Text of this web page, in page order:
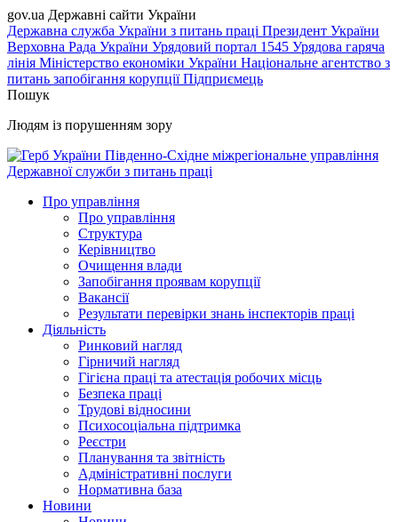
gov.ua Державні сайти України
Державна служба України з питань праці Президент України
Верховна Рада України Урядовий портал 1545 Урядова гаряча
лінія Міністерство економіки України Національне агентство з
питань запобігання корупціїПідприємець
Пошук
Людям із порушенням зору
Південно-Східне міжрегіональне управління
Державної служби з питань праці
Про управління
Про управління
Структура
Керівництво
Очищення влади
Запобігання проявам корупції
Вакансії
Результати перевірки знань інспекторів праці
Діяльність
Ринковий нагляд
Гірничий нагляд
Гігієна праці та атестація робочих місць
Безпека праці
Трудові відносини
Психосоціальна підтримка
Реєстри
Планування та звітність
Адміністративні послуги
Нормативна база
Новини